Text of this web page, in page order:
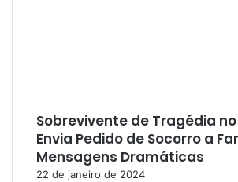
Sobrevivente de Tragédia
Envia Pedido de Socorro a
Mensagens Dramáticas
22 de janeiro de 2024